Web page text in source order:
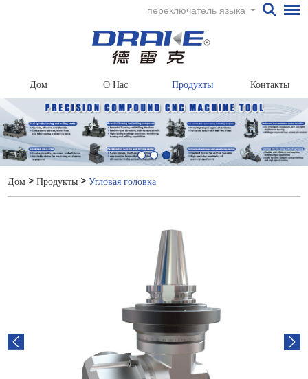
переключатель языка
Дом О Нас Продукты Контакты
Дом >Продукты >Угловая головка